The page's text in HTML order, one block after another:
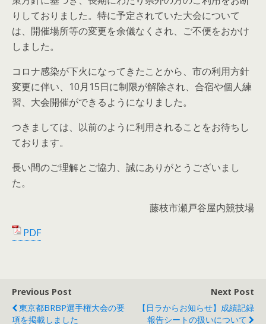
りしておりました。特に予定されていた大会について
は、開催場所等の変更を余儀なくされ、ご不便をおかけ
しました。
コロナ感染が下火になってきたことから、市の利用方針
変更に伴い、10月15日に制限が解除され、合宿や個人練
習、大会開催ができるようになりました。
つきましては、以前のように利用されることをお待ちし
ております。
長い間のご理解とご協力、誠にありがとうございまし
た。
藤枝市瀬戸谷屋内競技場
PDF
Previous Post
東京都BRBP選手権大会の要
項を掲載しました
Next Post
【日ラからお知らせ】成績記録
報告シートの扱いについて